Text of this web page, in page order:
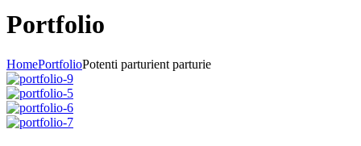
Portfolio
HomePortfolioPotenti parturient parturie